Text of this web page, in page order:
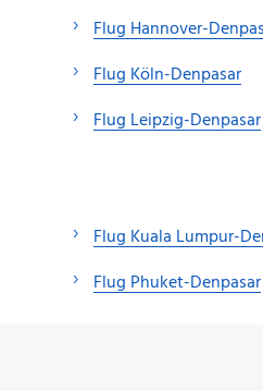
Flug Hannover-
Flug Köln-Denpasar
Flug Leipzig-Denpasar
Flug Kuala Lumpur-
Flug Phuket-Denpasar